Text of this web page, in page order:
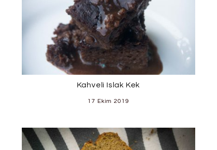
Kahveli Islak Kek
17 Ekim 2019